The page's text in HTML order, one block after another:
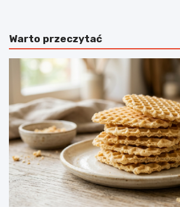
Warto przeczytać